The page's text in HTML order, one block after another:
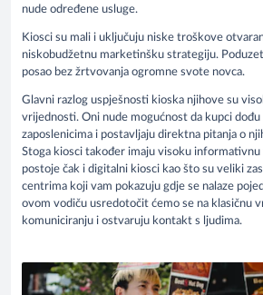
nude određene usluge.
Kiosci su mali i uključuju niske troškove
niskobudžetnu marketinšku strategiju.
posao bez žrtvovanja ogromne svote novca.
Glavni razlog uspješnosti kioska njihove su
vrijednosti. Oni nude mogućnost da kupci
zaposlenicima i postavljaju direktna pitanja o
Stoga kiosci također imaju visoku informativnu
postoje čak i digitalni kiosci kao što su veliki
centrima koji vam pokazuju gdje se nalaze
ovom vodiču usredotočit ćemo se na klasičnu
komuniciranju i ostvaruju kontakt s ljudima.